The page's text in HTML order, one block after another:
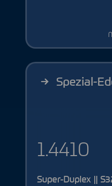
Spezial-
1.4410
Super-Duplex ||